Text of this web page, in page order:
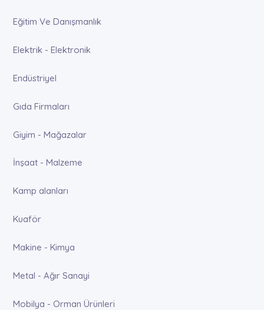
Eğitim Ve Danışmanlık
Elektrik - Elektronik
Endüstriyel
Gıda Firmaları
Giyim - Mağazalar
İnşaat - Malzeme
Kamp alanları
Kuaför
Makine - Kimya
Metal - Ağır Sanayi
Mobilya - Orman Ürünleri